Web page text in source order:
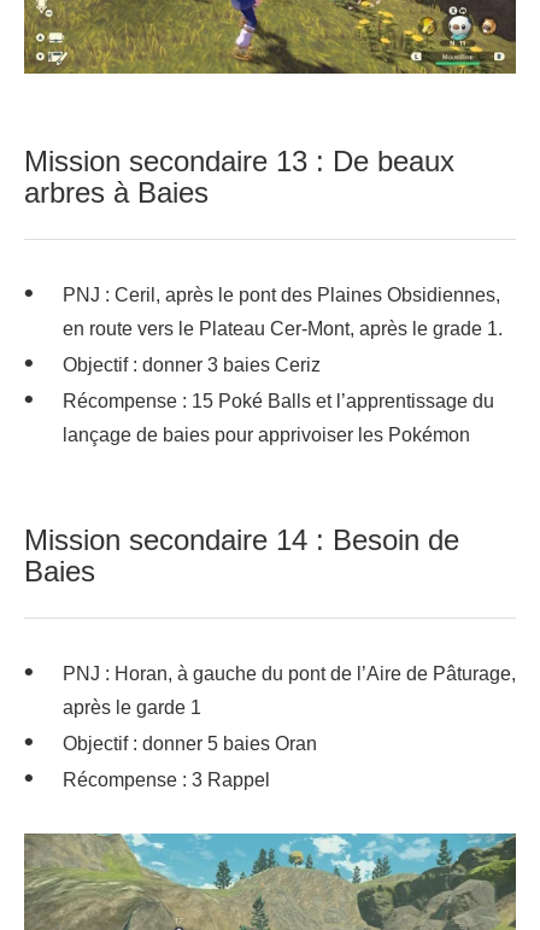
Mission secondaire 13 : De beaux
arbres à Baies
PNJ : Ceril, après le pont des Plaines Obsidiennes,
en route vers le Plateau Cer-Mont, après le grade 1.
Objectif : donner 3 baies Ceriz
Récompense : 15 Poké Balls et l’apprentissage du
lançage de baies pour apprivoiser les Pokémon
Mission secondaire 14 : Besoin de
Baies
PNJ : Horan, à gauche du pont de l’Aire de Pâturage,
après le garde 1
Objectif : donner 5 baies Oran
Récompense : 3 Rappel